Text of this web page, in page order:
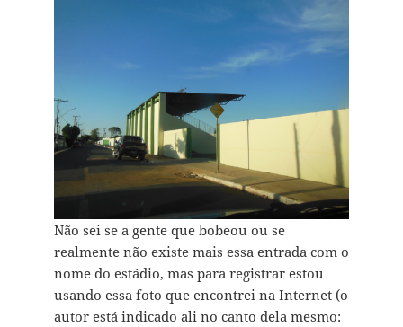
Não sei se a gente que bobeou ou se
realmente não existe mais essa entrada com o
nome do estádio, mas para registrar estou
usando essa foto que encontrei na Internet (o
autor está indicado ali no canto dela mesmo: